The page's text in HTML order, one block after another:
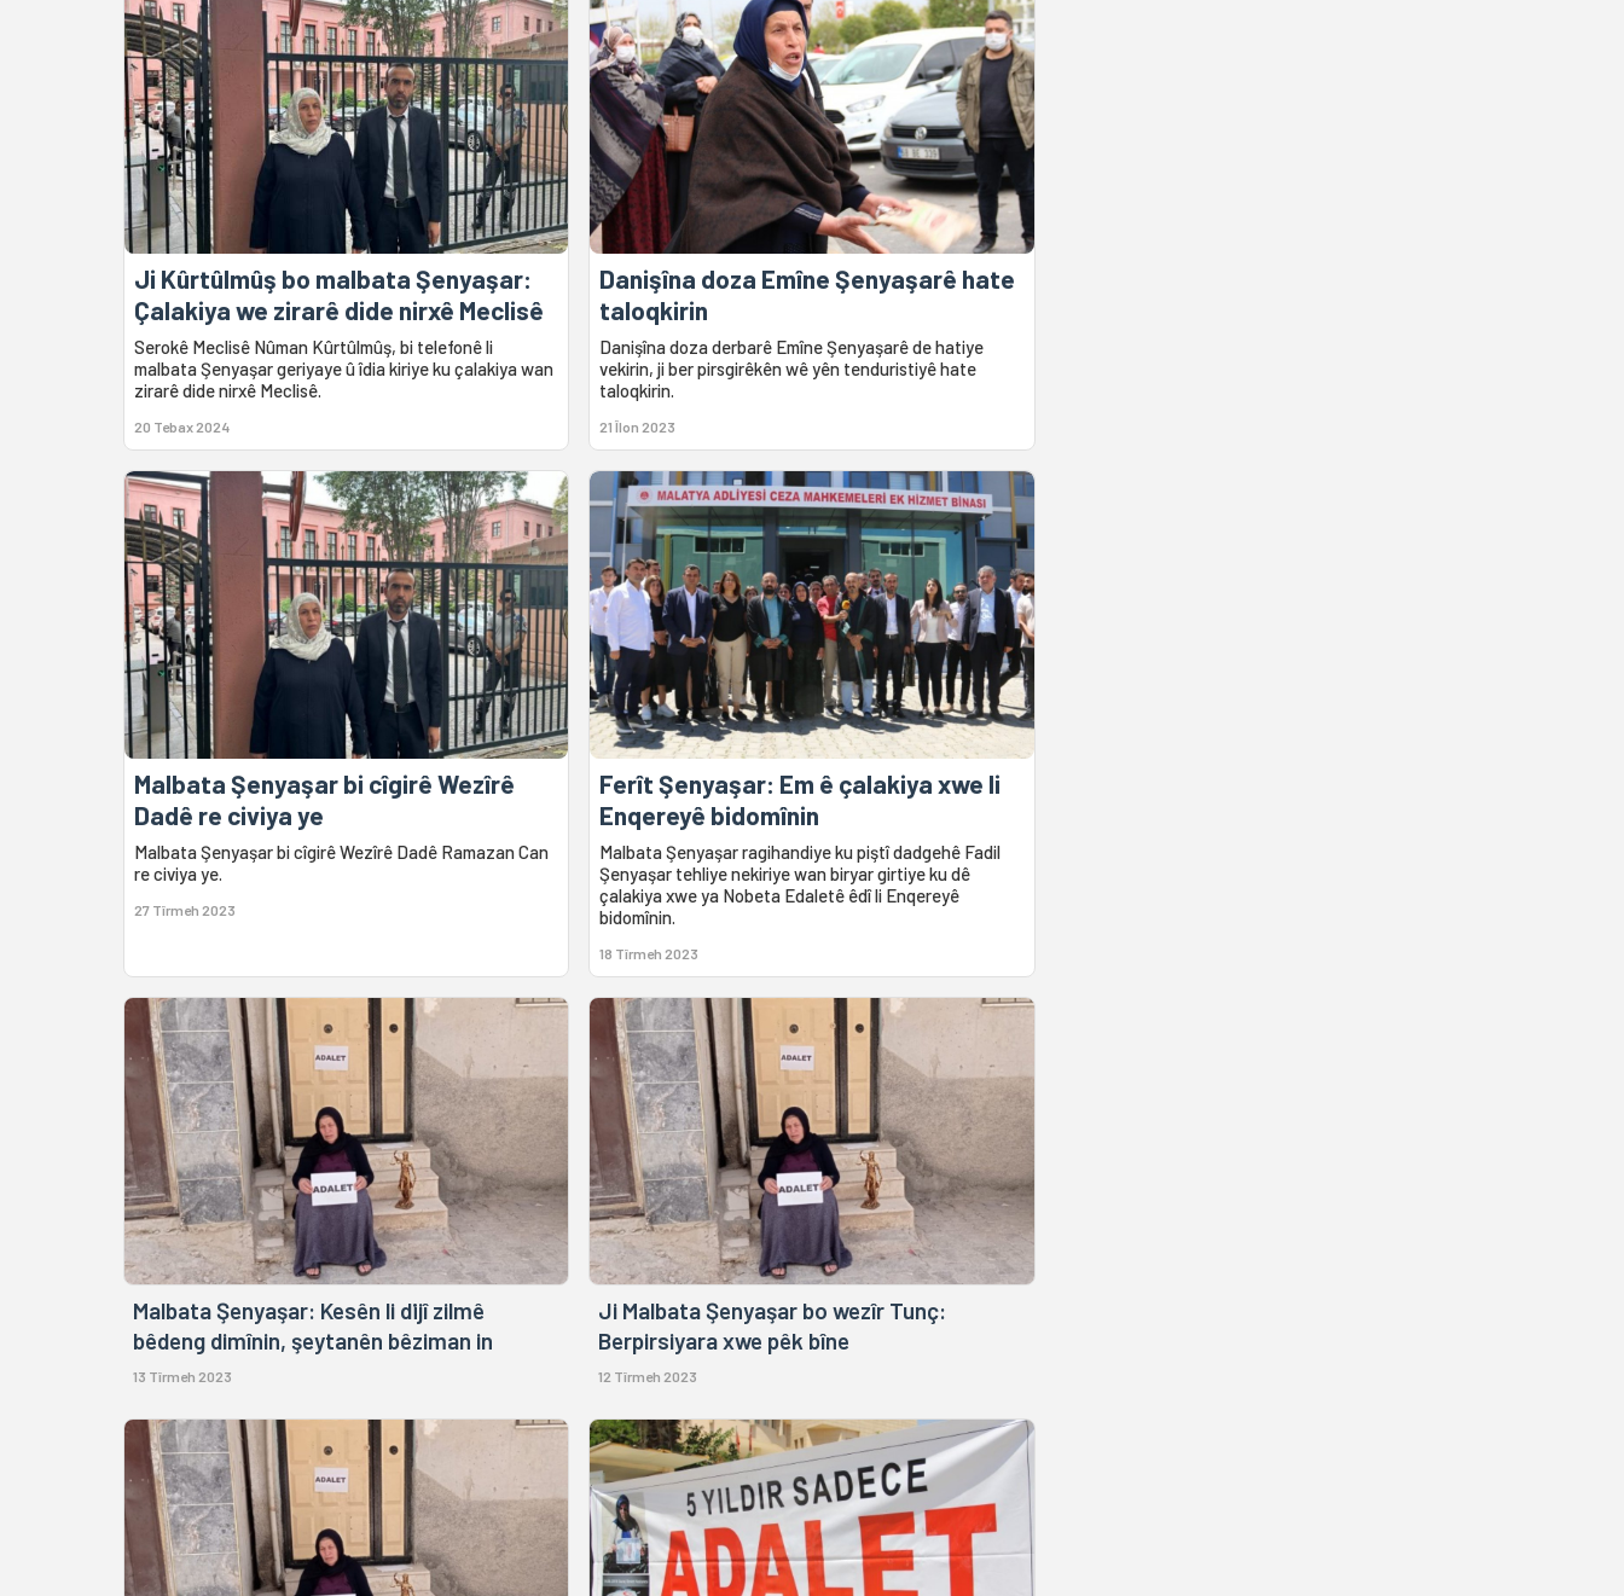
Ji Kûrtûlmûş bo malbata Şenyaşar:
Çalakiya we zirarê dide nirxê Meclisê
Serokê Meclisê Nûman Kûrtûlmûş, bi telefonê li
malbata Şenyaşar geriyaye û îdia kiriye ku çalakiya wan
zirarê dide nirxê Meclisê.
20 Tebax 2024
Danişîna doza Emîne Şenyaşarê hate
taloqkirin
Danişîna doza derbarê Emîne Şenyaşarê de hatiye
vekirin, ji ber pirsgirêkên wê yên tenduristiyê hate
taloqkirin.
21 Îlon 2023
Malbata Şenyaşar bi cîgirê Wezîrê
Dadê re civiya ye
Malbata Şenyaşar bi cîgirê Wezîrê Dadê Ramazan Can
re civiya ye.
27 Tîrmeh 2023
Ferît Şenyaşar: Em ê çalakiya xwe li
Enqereyê bidomînin
Malbata Şenyaşar ragihandiye ku piştî dadgehê Fadil
Şenyaşar tehliye nekiriye wan biryar girtiye ku dê
çalakiya xwe ya Nobeta Edaletê êdî li Enqereyê
bidomînin.
18 Tîrmeh 2023
Malbata Şenyaşar: Kesên li dijî zilmê
bêdeng dimînin, şeytanên bêziman in
13 Tîrmeh 2023
Ji Malbata Şenyaşar bo wezîr Tunç:
Berpirsiyara xwe pêk bîne
12 Tîrmeh 2023